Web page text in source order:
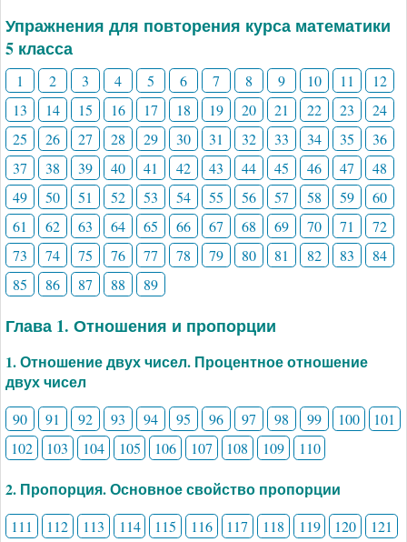
Упражнения для повторения курса математики
5 класса
1 2 3 4 5 6 7 8 9 10 11
12
13
14 15 16 17 18 19 20 21 22 23
24
25
26 27 28 29 30 31 32 33 34 35
36
37
38 39 40 41 42 43 44 45 46 47
48
49
50 51 52 53 54 55 56 57 58 59
60
61
62 63 64 65 66 67 68 69 70 71
72
73
74 75 76 77 78 79 80 81 82 83
84
85
86 87 88 89
Глава 1. Отношения и пропорции
1. Отношение двух чисел. Процентное отношение
двух чисел
90 91 92 93 94 95 96 97 98 99 100
101
102
103 104 105 106 107 108 109 110
2. Пропорция. Основное свойство пропорции
111 112 113 114 115 116 117 118 119 120 121